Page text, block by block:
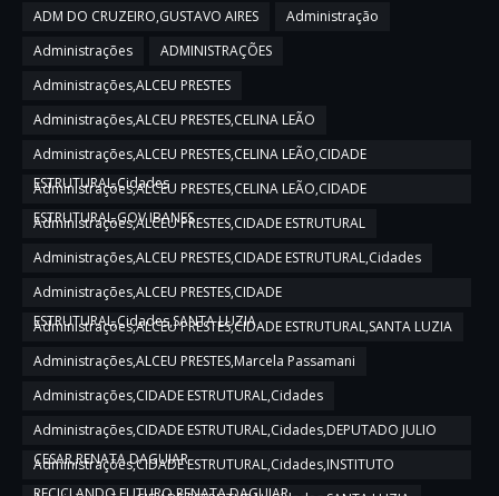
ADM DO CRUZEIRO,GUSTAVO AIRES
Administração
Administrações
ADMINISTRAÇÕES
Administrações,ALCEU PRESTES
Administrações,ALCEU PRESTES,CELINA LEÃO
Administrações,ALCEU PRESTES,CELINA LEÃO,CIDADE
ESTRUTURAL,Cidades
Administrações,ALCEU PRESTES,CELINA LEÃO,CIDADE
ESTRUTURAL,GOV IBANES
Administrações,ALCEU PRESTES,CIDADE ESTRUTURAL
Administrações,ALCEU PRESTES,CIDADE ESTRUTURAL,Cidades
Administrações,ALCEU PRESTES,CIDADE
ESTRUTURAL,Cidades,SANTA LUZIA
Administrações,ALCEU PRESTES,CIDADE ESTRUTURAL,SANTA LUZIA
Administrações,ALCEU PRESTES,Marcela Passamani
Administrações,CIDADE ESTRUTURAL,Cidades
Administrações,CIDADE ESTRUTURAL,Cidades,DEPUTADO JULIO
CESAR,RENATA DAGUIAR
Administrações,CIDADE ESTRUTURAL,Cidades,INSTITUTO